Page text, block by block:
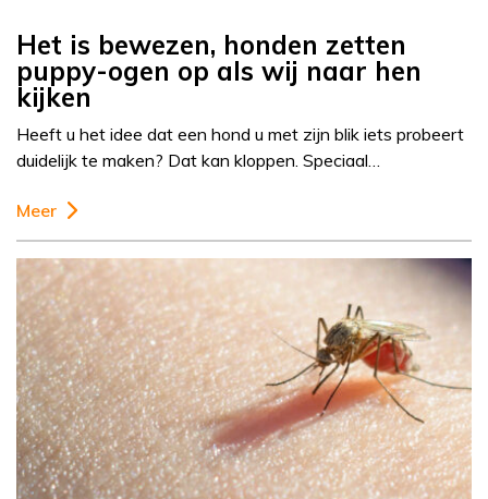
Het is bewezen, honden zetten
puppy-ogen op als wij naar hen
kijken
Heeft u het idee dat een hond u met zijn blik iets probeert
duidelijk te maken? Dat kan kloppen. Speciaal…
Meer